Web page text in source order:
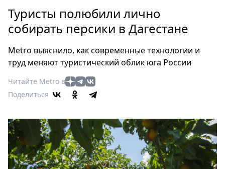
Россия
Мир
Еда
Туризм
Мода
Театр
Афиша
Книги
Выставки
Туристы полюбили лично
собирать персики в Дагестане
Metro выяснило, как современные технологии и
труд меняют туристический облик юга России
Читайте Metro в
Поделиться